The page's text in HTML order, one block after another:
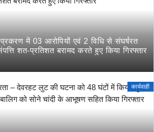
में 03 आरोपियों एवं 2 विधि से संघर्षरत
शत-प्रतिशत बरामद करते हुए किया गिरफ्तार
कार्यवाही